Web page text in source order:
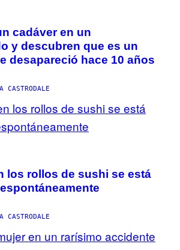
cadáver en un
y descubren que es un
desapareció hace 10 años
CASTRODALE
los rollos de sushi se está
CASTRODALE